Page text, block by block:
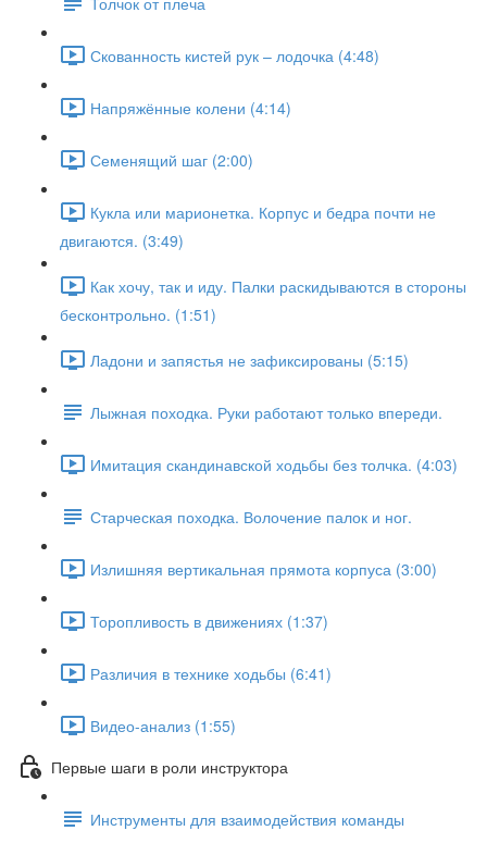
Скованность кистей рук – лодочка (4:48)
Напряжённые колени (4:14)
Семенящий шаг (2:00)
Кукла или марионетка. Корпус и бедра почти не
двигаются. (3:49)
Как хочу, так и иду. Палки раскидываются в стороны
бесконтрольно. (1:51)
Ладони и запястья не зафиксированы (5:15)
Лыжная походка. Руки работают только впереди.
Имитация скандинавской ходьбы без толчка. (4:03)
Старческая походка. Волочение палок и ног.
Излишняя вертикальная прямота корпуса (3:00)
Торопливость в движениях (1:37)
Различия в технике ходьбы (6:41)
Видео-анализ (1:55)
Первые шаги в роли инструктора
Инструменты для взаимодействия команды